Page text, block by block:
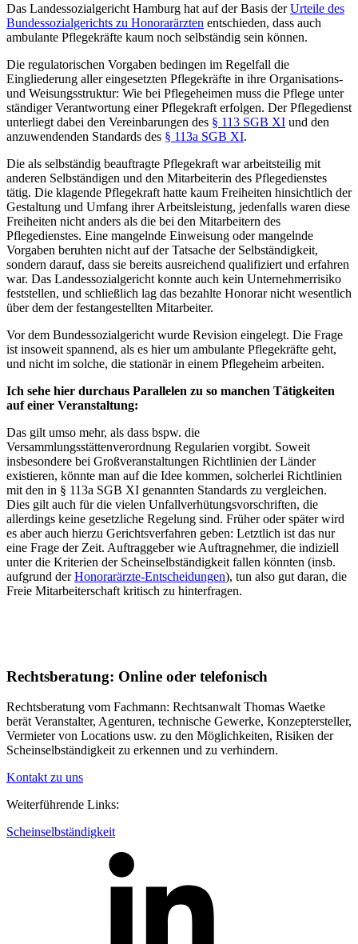
Das Landessozialgericht Hamburg hat auf der Basis derUrteile des
Bundessozialgerichts zu Honorarärzten entschieden, dass auch
ambulante Pflegekräfte kaum noch selbständig sein können.
Die regulatorischen Vorgaben bedingen im Regelfall die
Eingliederung aller eingesetzten Pflegekräfte in ihre Organisations-
und Weisungsstruktur: Wie bei Pflegeheimen muss die Pflege unter
ständiger Verantwortung einer Pflegekraft erfolgen. Der Pflegedienst
unterliegt dabei den Vereinbarungen des § 113 SGB XI und den
anzuwendenden Standards des § 113a SGB XI.
Die als selbständig beauftragte Pflegekraft war arbeitsteilig mit
anderen Selbständigen und den Mitarbeiterin des Pflegedienstes
tätig. Die klagende Pflegekraft hatte kaum Freiheiten hinsichtlich der
Gestaltung und Umfang ihrer Arbeitsleistung, jedenfalls waren diese
Freiheiten nicht anders als die bei den Mitarbeitern des
Pflegedienstes. Eine mangelnde Einweisung oder mangelnde
Vorgaben beruhten nicht auf der Tatsache der Selbständigkeit,
sondern darauf, dass sie bereits ausreichend qualifiziert und erfahren
war. Das Landessozialgericht konnte auch kein Unternehmerrisiko
feststellen, und schließlich lag das bezahlte Honorar nicht wesentlich
über dem der festangestellten Mitarbeiter.
Vor dem Bundessozialgericht wurde Revision eingelegt. Die Frage
ist insoweit spannend, als es hier um ambulante Pflegekräfte geht,
und nicht im solche, die stationär in einem Pflegeheim arbeiten.
Ich sehe hier durchaus Parallelen zu so manchen Tätigkeiten
auf einer Veranstaltung:
Das gilt umso mehr, als dass bspw. die
Versammlungsstättenverordnung Regularien vorgibt. Soweit
insbesondere bei Großveranstaltungen Richtlinien der Länder
existieren, könnte man auf die Idee kommen, solcherlei Richtlinien
mit den in § 113a SGB XI genannten Standards zu vergleichen.
Dies gilt auch für die vielen Unfallverhütungsvorschriften, die
allerdings keine gesetzliche Regelung sind. Früher oder später wird
es aber auch hierzu Gerichtsverfahren geben: Letztlich ist das nur
eine Frage der Zeit. Auftraggeber wie Auftragnehmer, die indiziell
unter die Kriterien der Scheinselbständigkeit fallen könnten (insb.
aufgrund derHonorarärzte-Entscheidungen), tun also gut daran, die
Freie Mitarbeiterschaft kritisch zu hinterfragen.
Rechtsberatung: Online oder telefonisch
Rechtsberatung vom Fachmann: Rechtsanwalt Thomas Waetke
berät Veranstalter, Agenturen, technische Gewerke, Konzeptersteller,
Vermieter von Locations usw. zu den Möglichkeiten, Risiken der
Scheinselbständigkeit zu erkennen und zu verhindern.
Kontakt zu uns
Weiterführende Links:
Scheinselbständigkeit